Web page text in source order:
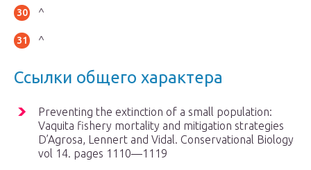
^
^
Ссылки общего характера
Preventing the extinction of a small population:
Vaquita fishery mortality and mitigation strategies
D’Agrosa, Lennert and Vidal. Conservational Biology
vol 14. pages 1110—1119